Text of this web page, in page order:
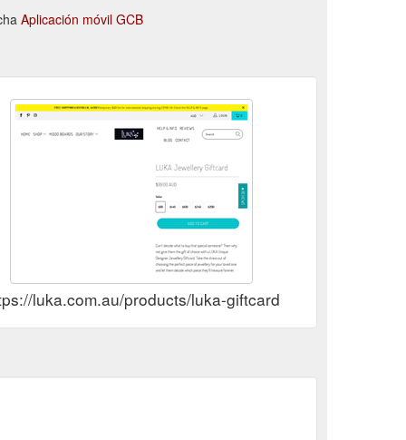
Aplicación móvil GCB
luka.com.au/products/luka-giftcard